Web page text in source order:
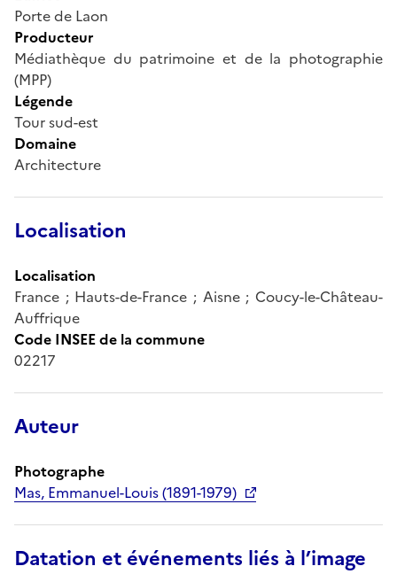
Porte de Laon
Producteur
Médiathèque du patrimoine et de la photographie
(MPP)
Légende
Tour sud-est
Domaine
Architecture
Localisation
Localisation
France ; Hauts-de-France ; Aisne ; Coucy-le-Château-
Auffrique
Code INSEE de la commune
02217
Auteur
Photographe
Mas, Emmanuel-Louis (1891-1979)
Datation et événements liés à l’image